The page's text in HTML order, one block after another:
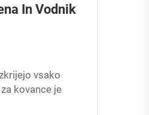
In Vodnik
vsako
kovance je
in drugo...